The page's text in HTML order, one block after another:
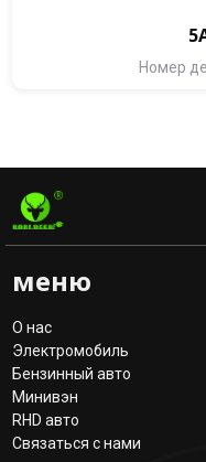
Номер
меню
О нас
Электромобиль
Бензинный авто
Минивэн
RHD авто
Связаться с нами